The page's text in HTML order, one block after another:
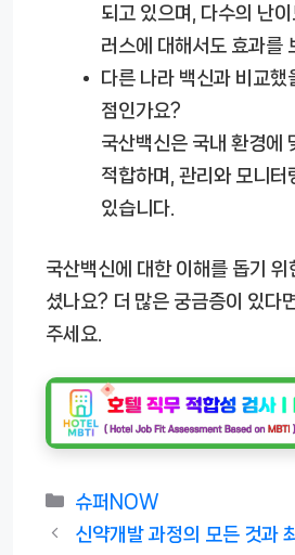
되고 있으며, 다수의 난이
러스에 대해서도 효과를
다른 나라 백신과 비교했
점인가요?
국산백신은 국내 환경에
적합하며, 관리와 모니터
있습니다.
국산백신에 대한 이해를 돕기 위
셨나요? 더 많은 궁금증이 있다
주세요.
카
테
슈퍼NOW
신약개발 과정의 모든 것과